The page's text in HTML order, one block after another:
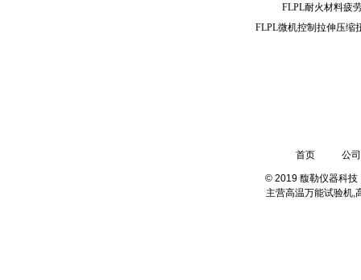
FLPL耐火材料
首页 公
© 2019 馥勒仪器科技
主营高温万能试验机,